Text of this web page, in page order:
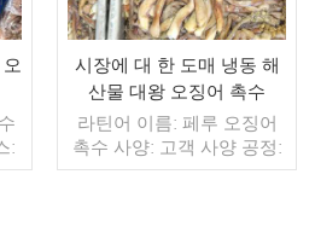
:
)
시장에 대 한 도매 냉동 해
산물 대왕 오징어 촉수
라틴어 이름: 페루 오징어
촉수 사양: 고객 사양 공정:
컷 글레이징: BQF 40% (맞